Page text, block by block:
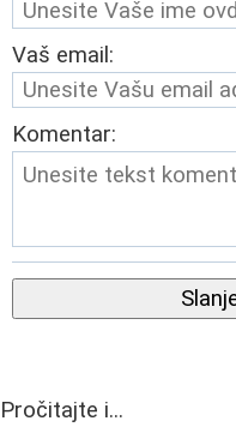
Vaš email:
Komentar:
Pročitajte i...